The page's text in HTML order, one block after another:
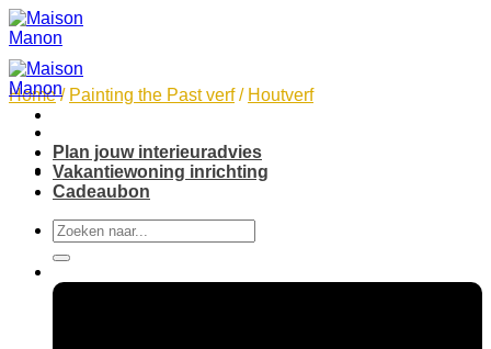
Skip
to
content
Plan jouw interieuradvies
Vakantiewoning inrichting
Cadeaubon
Search
for:
Home / Painting the Past verf / Houtverf